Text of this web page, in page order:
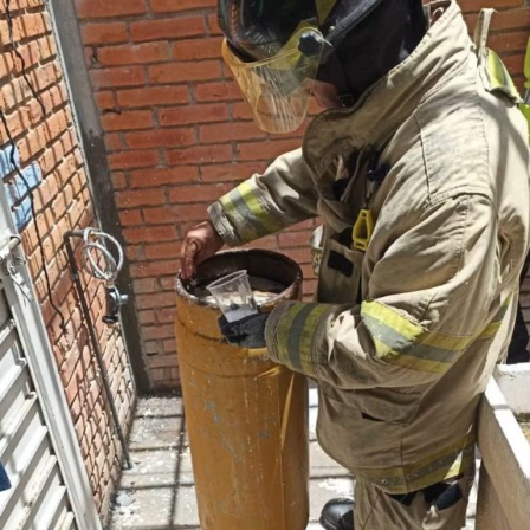
a más de una docena de viviendas.
En la colonia La Virgen, se colocó una rejilla para el
desfogue ordenado del agua de lluvia, así mismo, en
la colonia Valle de San Isidro, a un costado de la
Unidad Administrativa Municipal, se construyeron dos
rejillas pluviales y
se conectó la línea de drenaje para acabar con
encharcamientos en temporada de lluvias, que afectaba la
movilidad de personas y automóviles en la zona.